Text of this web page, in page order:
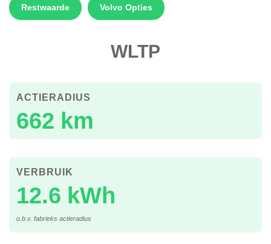
Restwaarde Volvo Opties
WLTP
662 km
ACTIERADIUS
12.6 kWh
VERBRUIK
o.b.v. fabrieks actieradius